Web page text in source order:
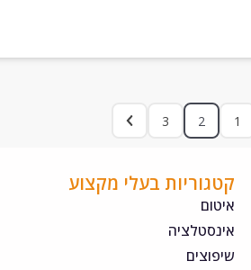
1
2
3
קטגוריות בעלי מקצוע
איטום
אינסטלציה
שיפוצים